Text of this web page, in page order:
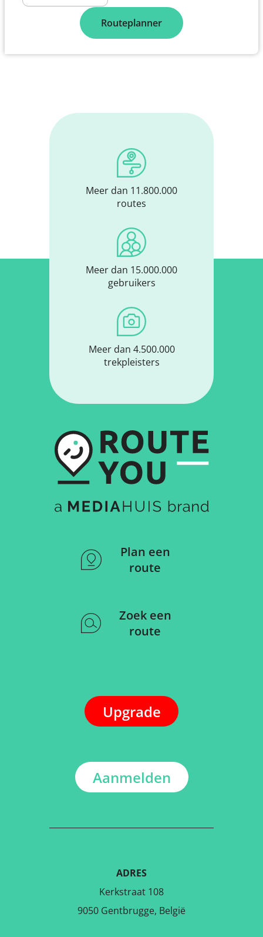
Routeplanner
Meer dan 11.800.000
routes
Meer dan 15.000.000
gebruikers
Meer dan 4.500.000
trekpleisters
Plan een
route
Zoek een
route
Upgrade
Aanmelden
ADRES
Kerkstraat 108
9050 Gentbrugge, België